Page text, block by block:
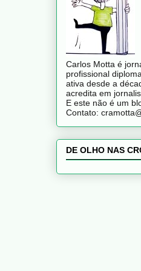
Carlos Motta é
profissional
ativa desde a
acredita em
E este não é um
Contato:
DE OLHO NAS